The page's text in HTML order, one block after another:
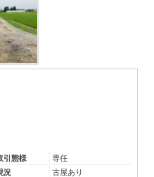
引態様
専任
況
古屋あり